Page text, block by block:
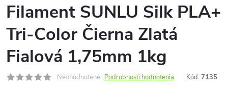
Filament SUNLU Silk PLA+
Tri-Color Čierna Zlatá
Fialová 1,75mm 1kg
Neohodnotené Podrobnosti hodnotenia Kód: 7135